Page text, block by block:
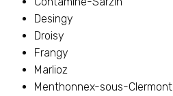
Desingy
Droisy
Frangy
Marlioz
Menthonnex-sous-Clermont